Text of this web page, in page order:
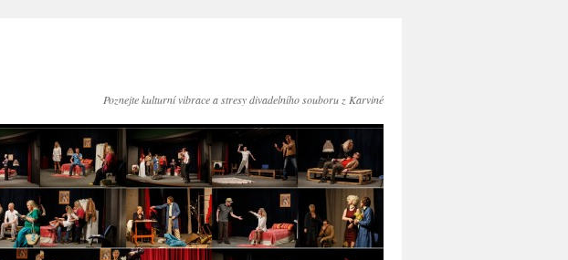
Poznejte kulturní vibrace a stresy divadelního souboru z Karviné